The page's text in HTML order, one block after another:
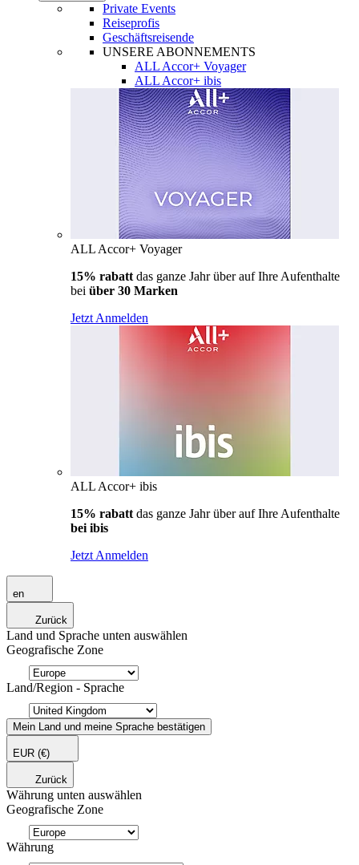
Private Events
Reiseprofis
Geschäftsreisende
UNSERE ABONNEMENTS
ALL Accor+ Voyager
ALL Accor+ ibis
ALL Accor+ Voyager
15% rabatt das ganze Jahr über auf Ihre Aufenthalte
bei über 30 Marken
Jetzt Anmelden
ALL Accor+ ibis
15% rabatt das ganze Jahr über auf Ihre Aufenthalte
bei ibis
Jetzt Anmelden
en
Zurück
Land und Sprache unten auswählen
Geografische Zone
Land/Region - Sprache
Mein Land und meine Sprache bestätigen
EUR (€)
Zurück
Währung unten auswählen
Geografische Zone
Währung